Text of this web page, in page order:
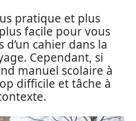
pratique et plus
facile pour vous
cahier dans la
Cependant, si
manuel scolaire à
difficile et tâche à